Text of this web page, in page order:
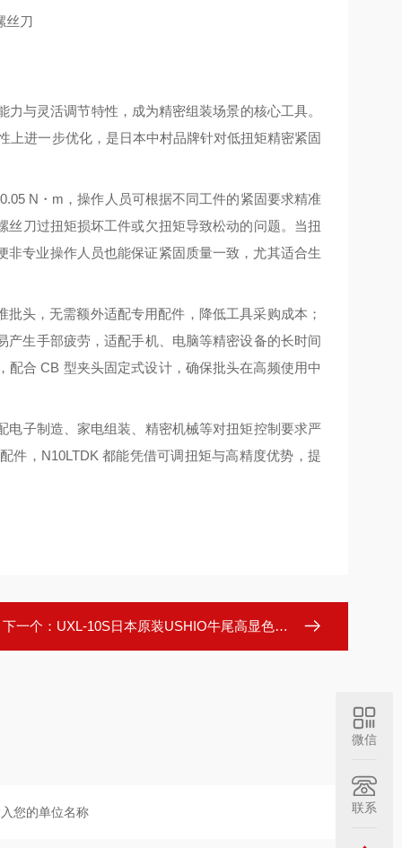
与灵活调节特性，成为精密组装场景的核心工具。
上进一步优化，是日本中村品牌针对低扭矩精密紧固
N・m，操作人员可根据不同工件的紧固要求精准
刀过扭矩损坏工件或欠扭矩导致松动的问题。当扭
专业操作人员也能保证紧固质量一致，尤其适合生
头，无需额外适配专用配件，降低工具采购成本；
生手部疲劳，适配手机、电脑等精密设备的长时间
合 CB 型夹头固定式设计，确保批头在高频使用中
子制造、家电组装、精密机械等对扭矩控制要求严
件，N10LTDK 都能凭借可调扭矩与高精度优势，提
下一个： UXL-10S日本原装USHIO牛尾高显色短弧氙灯
微信
联系